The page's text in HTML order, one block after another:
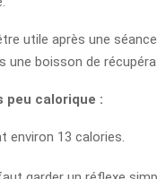
utile après une
une boisson de
peu calorique :
environ 13 calories.